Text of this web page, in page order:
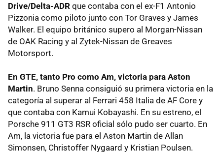
Drive/Delta-ADR que contaba con el ex-F1 Antonio
Pizzonia como piloto junto con Tor Graves y James
Walker. El equipo británico supero al Morgan-Nissan
de OAK Racing y al Zytek-Nissan de Greaves
Motorsport.
En GTE, tanto Pro como Am, victoria para Aston
Martin. Bruno Senna consiguió su primera victoria en la
categoría al superar al Ferrari 458 Italia de AF Core y
que contaba con Kamui Kobayashi. En su estreno, el
Porsche 911 GT3 RSR oficial sólo pudo ser cuarto. En
Am, la victoria fue para el Aston Martin de Allan
Simonsen, Christoffer Nygaard y Kristian Poulsen.